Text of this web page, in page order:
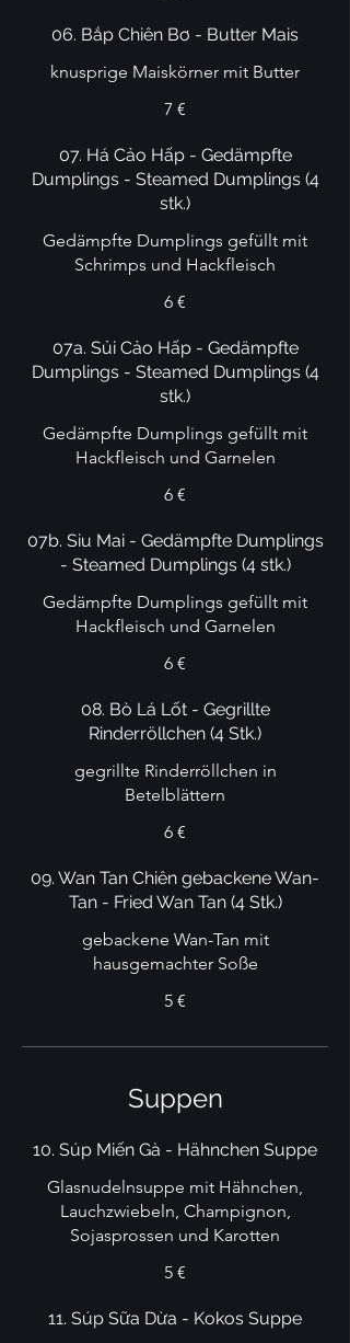
06. Bắp Chiên Bơ - Butter Mais
knusprige Maiskörner mit Butter
7 €
07. Há Cảo Hấp - Gedämpfte
Dumplings - Steamed Dumplings (4
stk.)
Gedämpfte Dumplings gefüllt mit
Schrimps und Hackfleisch
6 €
07a. Sủi Cảo Hấp - Gedämpfte
Dumplings - Steamed Dumplings (4
stk.)
Gedämpfte Dumplings gefüllt mit
Hackfleisch und Garnelen
6 €
07b. Siu Mai - Gedämpfte Dumplings
- Steamed Dumplings (4 stk.)
Gedämpfte Dumplings gefüllt mit
Hackfleisch und Garnelen
6 €
08. Bò Lá Lốt - Gegrillte
Rinderröllchen (4 Stk.)
gegrillte Rinderröllchen in
Betelblättern
6 €
09. Wan Tan Chiên gebackene Wan-
Tan - Fried Wan Tan (4 Stk.)
gebackene Wan-Tan mit
hausgemachter Soße
5 €
Suppen
10. Súp Miến Gà - Hähnchen Suppe
Glasnudelnsuppe mit Hähnchen,
Lauchzwiebeln, Champignon,
Sojasprossen und Karotten
5 €
11. Súp Sữa Dừa - Kokos Suppe